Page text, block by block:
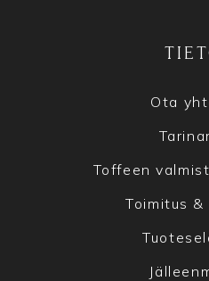
Ota
Toffeen
Toimitus &